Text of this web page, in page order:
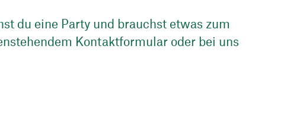
du eine Party und brauchst etwas zum
Kontaktformular oder bei uns